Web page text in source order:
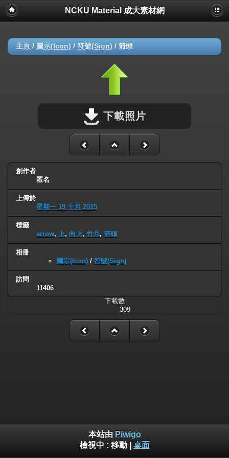
NCKU Material 成大素材網
主頁 / 圖示(Icon) / 符號(Sign) / 箭頭
下載照片
創作者
匿名
上傳於
星期一 19 十月 2015
標籤
arrow, 上, 向上, 竹月 , 箭頭
相冊
圖示(Icon) / 符號(Sign)
訪問
11406
下載數
309
本站由 Piwigo
檢視中 : 移動| 桌面